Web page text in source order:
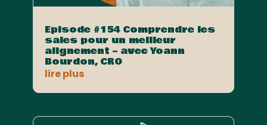
Episode #154 Comprendre les
sales pour un meilleur
alignement – avec Yoann
Bourdon, CRO
lire plus